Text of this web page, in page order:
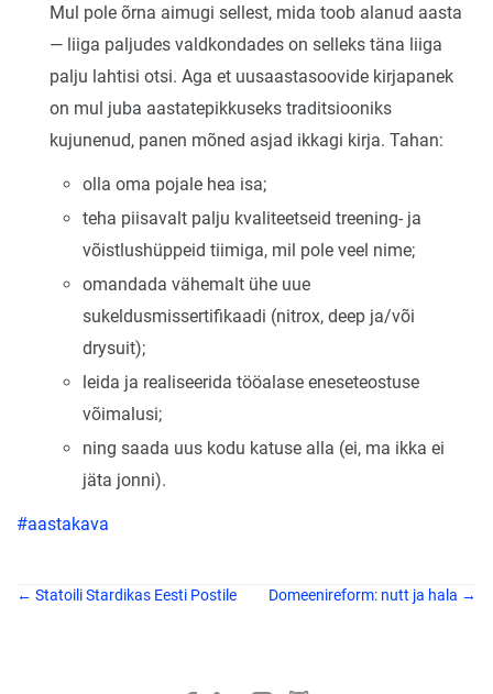
Mul pole õrna aimugi sellest, mida toob alanud aasta
— liiga paljudes valdkondades on selleks täna liiga
palju lahtisi otsi. Aga et uusaastasoovide kirjapanek
on mul juba aastatepikkuseks traditsiooniks
kujunenud, panen mõned asjad ikkagi kirja. Tahan:
olla oma pojale hea isa;
teha piisavalt palju kvaliteetseid treening- ja
võistlushüppeid tiimiga, mil pole veel nime;
omandada vähemalt ühe uue
sukeldusmissertifikaadi (nitrox, deep ja/või
drysuit);
leida ja realiseerida tööalase eneseteostuse
võimalusi;
ning saada uus kodu katuse alla (ei, ma ikka ei
jäta jonni).
#aastakava
← Statoili Stardikas Eesti Postile Domeenireform: nutt ja hala →